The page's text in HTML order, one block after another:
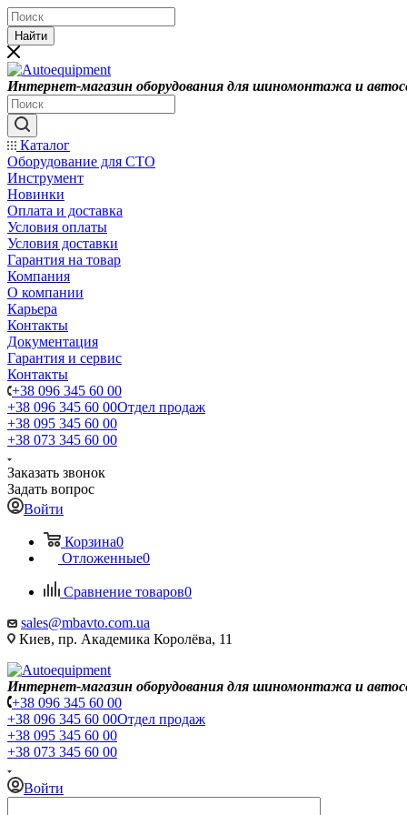
Найти
Интернет-магазин оборудования для шиномонтажа и
Каталог
Оборудование для СТО
Инструмент
Новинки
Оплата и доставка
Условия оплаты
Условия доставки
Гарантия на товар
Компания
О компании
Карьера
Контакты
Документация
Гарантия и сервис
Контакты
+38 096 345 60 00
+38 096 345 60 00Отдел продаж
+38 095 345 60 00
+38 073 345 60 00
Заказать звонок
Задать вопрос
Войти
Корзина0
Отложенные0
Сравнение товаров0
sales@mbavto.com.ua
Киев, пр. Академика Королёва, 11
Интернет-магазин оборудования для шиномонтажа и
+38 096 345 60 00
+38 096 345 60 00Отдел продаж
+38 095 345 60 00
+38 073 345 60 00
Войти